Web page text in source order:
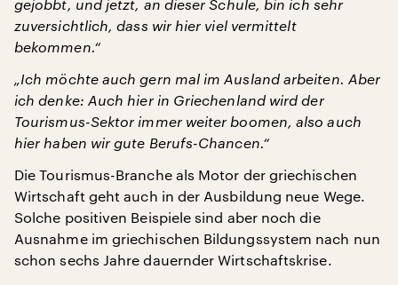
gejobbt, und jetzt, an dieser Schule, bin ich sehr
zuversichtlich, dass wir hier viel vermittelt
bekommen.“
„Ich möchte auch gern mal im Ausland arbeiten. Aber
ich denke: Auch hier in Griechenland wird der
Tourismus-Sektor immer weiter boomen, also auch
hier haben wir gute Berufs-Chancen.“
Die Tourismus-Branche als Motor der griechischen
Wirtschaft geht auch in der Ausbildung neue Wege.
Solche positiven Beispiele sind aber noch die
Ausnahme im griechischen Bildungssystem nach nun
schon sechs Jahre dauernder Wirtschaftskrise.